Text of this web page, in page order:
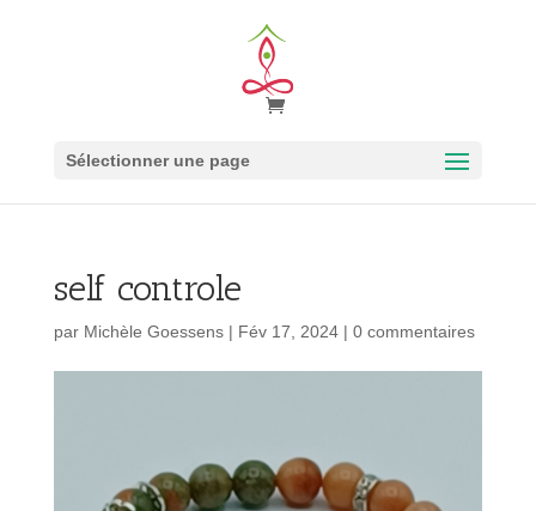
Sélectionner une page
self controle
par Michèle Goessens| Fév 17, 2024| 0 commentaires